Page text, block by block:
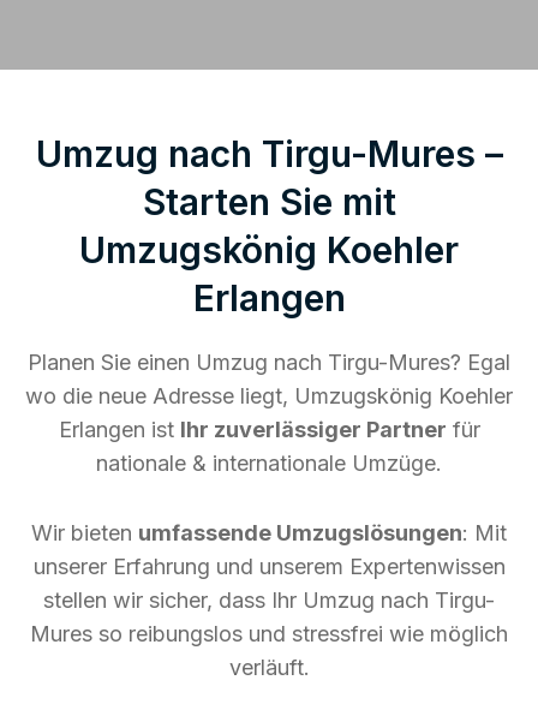
Umzug nach Tirgu-Mures –
Starten Sie mit
Umzugskönig Koehler
Erlangen
Planen Sie einen Umzug nach Tirgu-Mures? Egal
wo die neue Adresse liegt, Umzugskönig Koehler
Erlangen ist Ihr zuverlässiger Partner für
nationale & internationale Umzüge.
Wir bieten umfassende Umzugslösungen: Mit
unserer Erfahrung und unserem Expertenwissen
stellen wir sicher, dass Ihr Umzug nach Tirgu-
Mures so reibungslos und stressfrei wie möglich
verläuft.